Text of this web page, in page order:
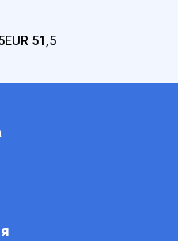
EUR 51,5